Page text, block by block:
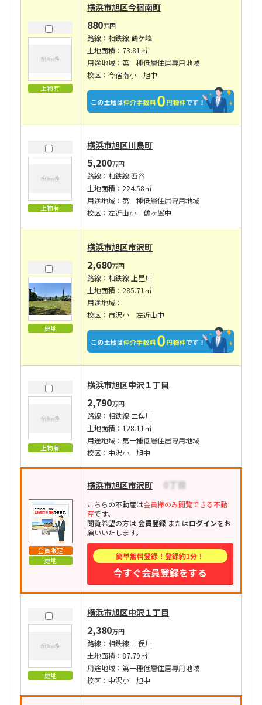
上物有
横浜市旭区今宿南町
880万円
路線：相鉄線 鶴ケ峰
土地面積：73.81㎡
用途地域：第一種低層住居専用地域
校区：今宿南小 旭中
上物有
横浜市旭区川島町
5,200万円
路線：相鉄線 西谷
土地面積：224.58㎡
用途地域：第一種低層住居専用地域
校区：左近山小 鶴ヶ峯中
更地
横浜市旭区市沢町
2,680万円
路線：相鉄線 上星川
土地面積：285.71㎡
用途地域：
校区：市沢小 左近山中
上物有
横浜市旭区中沢１丁目
2,790万円
路線：相鉄線 二俣川
土地面積：128.11㎡
用途地域：第一種低層住居専用地域
校区：中沢小 旭中
会員限定
更地
横浜市旭区市沢町
こちらの不動産は会員様のみ閲覧できる不動
産です。
閲覧希望の方は会員登録またはログインをお
願いいたします。
簡単無料登録！登録約1分！
今すぐ会員登録をする
更地
横浜市旭区中沢１丁目
2,380万円
路線：相鉄線 二俣川
土地面積：87.79㎡
用途地域：第一種低層住居専用地域
校区：中沢小 旭中